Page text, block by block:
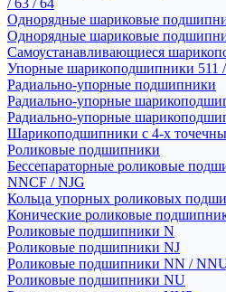
/ 63 / 64
Однорядные шариковые
Однорядные шариковые
Самоустанавливающиеся
Упорные шарикоподшипники 511 /
Радиально-упорные подшипники
Радиально-упорные
Радиально-упорные
Шарикоподшипники с 4-х
Роликовые подшипники
Бессепараторные роликовые
NNCF / NJG
Кольца упорных роликовых
Конические роликовые
Роликовые подшипники N
Роликовые подшипники NJ
Роликовые подшипники NN /
Роликовые подшипники NU